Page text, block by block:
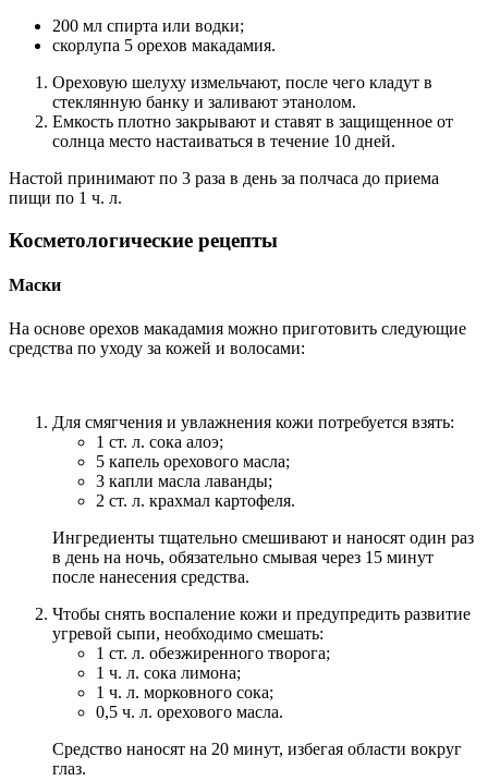
200 мл спирта или водки;
скорлупа 5 орехов макадамия.
Ореховую шелуху измельчают, после чего кладут в
стеклянную банку и заливают этанолом.
Емкость плотно закрывают и ставят в защищенное от
солнца место настаиваться в течение 10 дней.
Настой принимают по 3 раза в день за полчаса до приема
пищи по 1 ч. л.
Косметологические рецепты
Маски
На основе орехов макадамия можно приготовить следующие
средства по уходу за кожей и волосами:
Для смягчения и увлажнения кожи потребуется взять:
1 ст. л. сока алоэ;
5 капель орехового масла;
3 капли масла лаванды;
2 ст. л. крахмал картофеля.
Ингредиенты тщательно смешивают и наносят один раз
в день на ночь, обязательно смывая через 15 минут
после нанесения средства.
Чтобы снять воспаление кожи и предупредить развитие
угревой сыпи, необходимо смешать:
1 ст. л. обезжиренного творога;
1 ч. л. сока лимона;
1 ч. л. морковного сока;
0,5 ч. л. орехового масла.
Средство наносят на 20 минут, избегая области вокруг
глаз.